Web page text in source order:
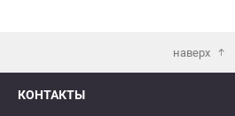
наверх
КОНТАКТЫ